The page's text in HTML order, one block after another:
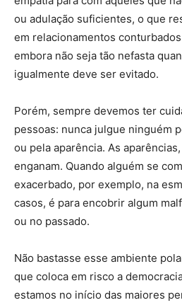
ou adulação suficientes, o que
em relacionamentos
embora não seja tão nefasta
igualmente deve ser evitado.
Porém, sempre devemos ter
pessoas: nunca julgue ninguém
ou pela aparência. As
enganam. Quando alguém se
exacerbado, por exemplo, na
casos, é para encobrir algum
ou no passado.
Não bastasse esse ambiente
que coloca em risco a
estamos no início das maiores